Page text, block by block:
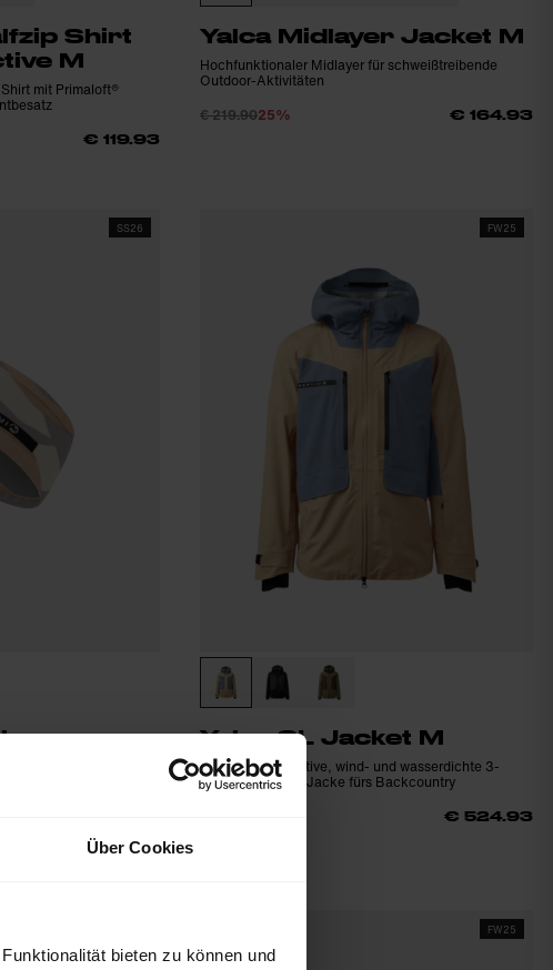
Über Cookies
bieten zu können und
Shirt
M
mit Primaloft®
€ 119.93
Yalca Midlayer Jacket M
Hochfunktionaler Midlayer für schweißtreibende
Outdoor-Aktivitäten
€ 219.9025% € 164.93
SS26
€ 17.18
FW25
Yalca 3L Jacket M
Hoch atmungsaktive, wind- und wasserdichte 3-
Lagen Hardshell-Jacke fürs Backcountry
€ 524.93
FW25